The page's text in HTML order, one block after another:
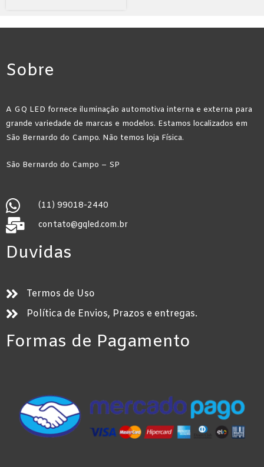
Sobre
A GQ LED fornece iluminação automotiva interna e externa para
grande variedade de marcas e modelos. Estamos localizados em
São Bernardo do Campo. Não temos loja Física.
São Bernardo do Campo – SP
(11) 99018-2440
contato@gqled.com.br
Duvidas
Termos de Uso
Política de Envios, Prazos e entregas.
Formas de Pagamento